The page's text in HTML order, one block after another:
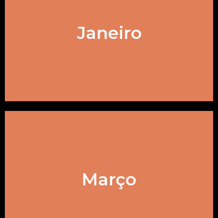
Janeiro
Dois sistemas (realizamos e foi
Março
Heurísticas e Vieses (foi tão legal, que